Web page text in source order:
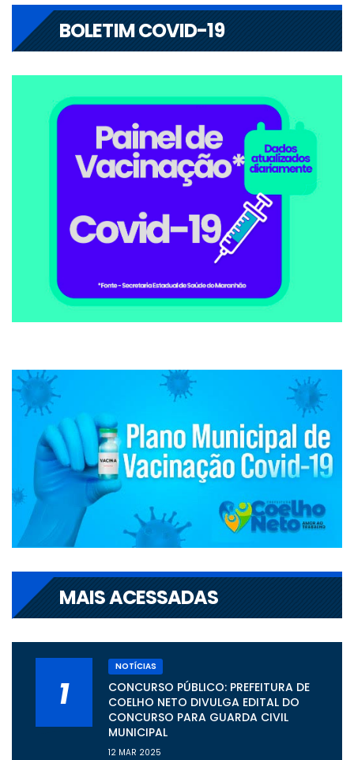
BOLETIM COVID-19
MAIS ACESSADAS
1
NOTÍCIAS
CONCURSO PÚBLICO: PREFEITURA DE
COELHO NETO DIVULGA EDITAL DO
CONCURSO PARA GUARDA CIVIL
MUNICIPAL
12 MAR 2025